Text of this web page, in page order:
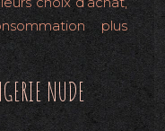
plus
NUDE